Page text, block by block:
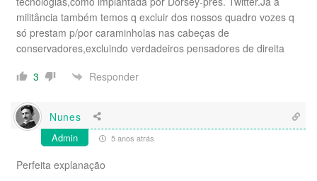
militância também temos q excluir dos nossos quadro vozes q
só prestam p/por caraminholas nas cabeças de
conservadores,excluindo verdadeiros pensadores de direita
3
Responder
Nunes
Admin 5 anos atrás
Perfeita explanação